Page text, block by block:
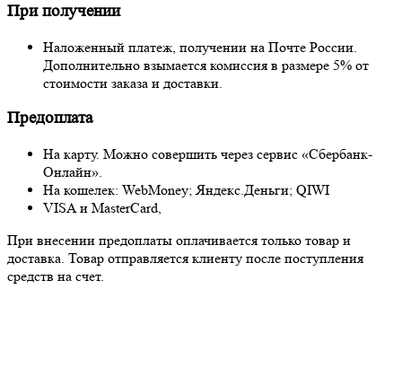
При получении
Наложенный платеж, получении на Почте России.
Дополнительно взымается комиссия в размере 5% от
стоимости заказа и доставки.
Предоплата
На карту. Можно совершить через сервис «Сбербанк-
Онлайн».
На кошелек: WebMoney; Яндекс.Деньги; QIWI
VISA и MasterCard,
При внесении предоплаты оплачивается только товар и
доставка. Товар отправляется клиенту после поступления
средств на счет.